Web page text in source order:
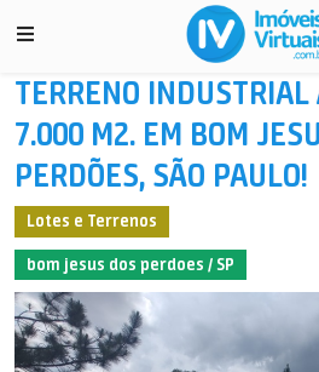
TERRENO INDUSTRIAL
7.000 M2. EM BOM
PERDÕES, SÃO PAULO!
Lotes e Terrenos
bom jesus dos perdoes / SP